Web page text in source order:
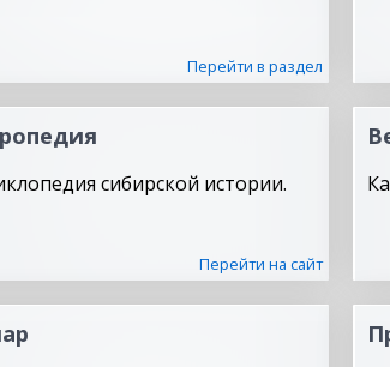
Перейти в раздел
сибирской истории.
Перейти на сайт